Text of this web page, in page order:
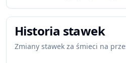
Historia stawek
Zmiany stawek za śmieci na